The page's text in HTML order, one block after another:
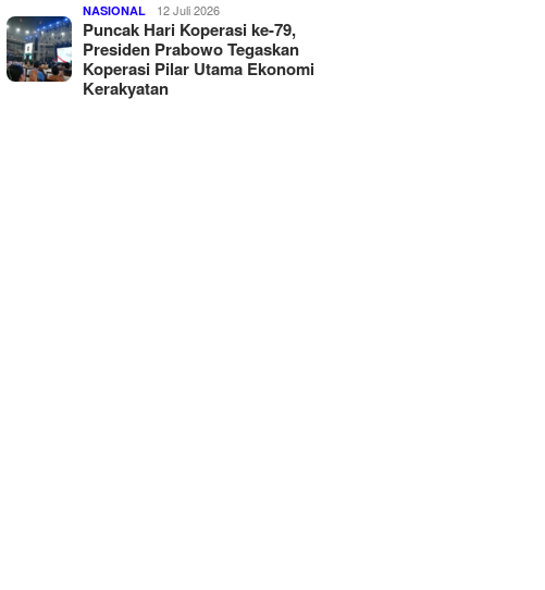
NASIONAL 12 Juli 2026
Puncak Hari Koperasi ke-79,
Presiden Prabowo Tegaskan
Koperasi Pilar Utama Ekonomi
Kerakyatan